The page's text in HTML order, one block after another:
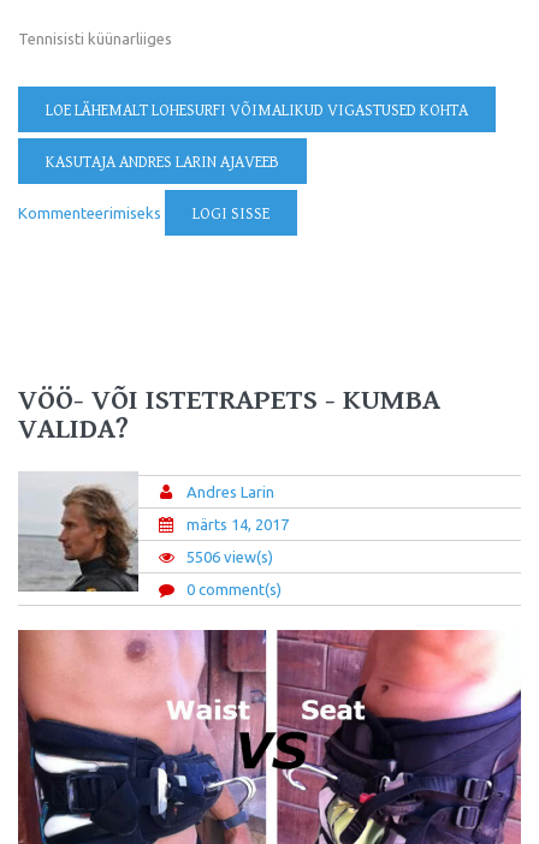
Tennisisti küünarliiges
LOE LÄHEMALTLOHESURFI VÕIMALIKUD VIGASTUSED KOHTA
KASUTAJA ANDRES LARIN AJAVEEB
Kommenteerimiseks LOGI SISSE
VÖÖ- VÕI ISTETRAPETS - KUMBA
VALIDA?
Andres Larin
märts 14, 2017
5506 view(s)
0 comment(s)